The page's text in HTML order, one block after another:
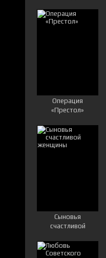
Операция
«Престол»
Сыновья
счастливой